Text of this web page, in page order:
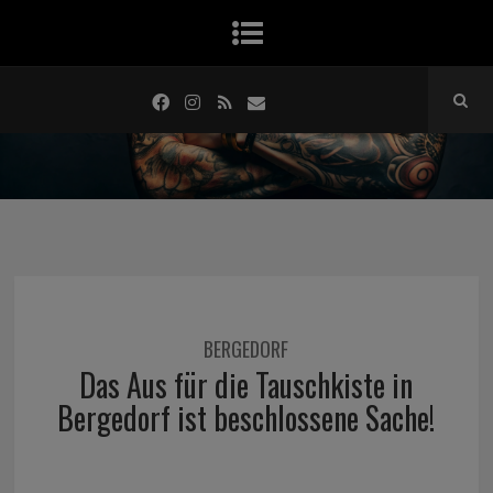
BERGEDORF
Das Aus für die Tauschkiste in
Bergedorf ist beschlossene Sache!